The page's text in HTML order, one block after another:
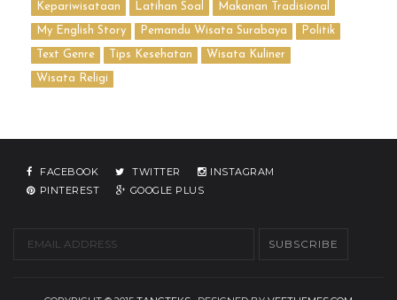
Kepariwisataan Latihan Soal Makanan Tradisional
My English Story Pemandu Wisata Surabaya Politik
Text Genre Tips Kesehatan Wisata Kuliner
Wisata Religi
FACEBOOK TWITTER
INSTAGRAM
PINTEREST
GOOGLE PLUS